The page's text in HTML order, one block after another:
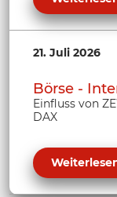
21. Juli 2026
Börse -
Einfluss von
DAX